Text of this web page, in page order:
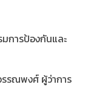
การป้องกันและ
รณพงศ์ ผู้ว่าการ